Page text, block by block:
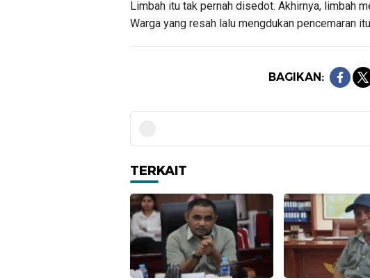
Limbah itu tak pernah disedot. Akhirnya, limbah
Warga yang resah lalu mengdukan pencemaran
BAGIKAN:
TERKAIT